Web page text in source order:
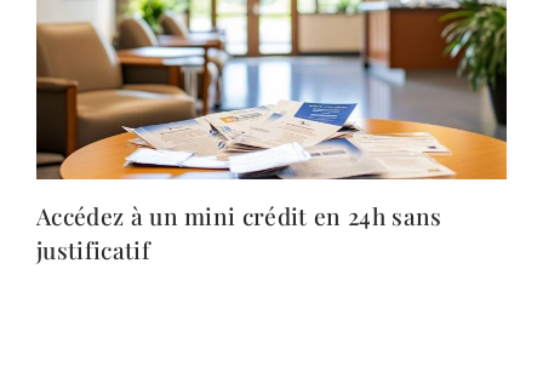
Accédez à un mini crédit en 24h sans
justificatif